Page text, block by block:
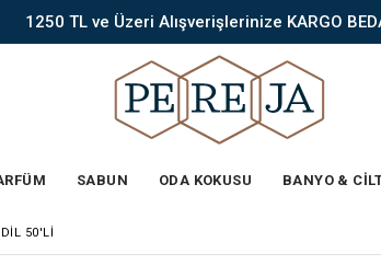
1250 TL ve Üzeri Alışverişlerinize KARGO
SABUN ODA KOKUSU BANYO &
50'LI